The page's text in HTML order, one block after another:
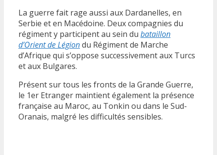
La guerre fait rage aussi aux Dardanelles, en
Serbie et en Macédoine. Deux compagnies du
régiment y participent au sein du bataillon
d’Orient de Légiondu Régiment de Marche
d’Afrique qui s’oppose successivement aux Turcs
et aux Bulgares.
Présent sur tous les fronts de la Grande Guerre,
le 1er Etranger maintient également la présence
française au Maroc, au Tonkin ou dans le Sud-
Oranais, malgré les difficultés sensibles.